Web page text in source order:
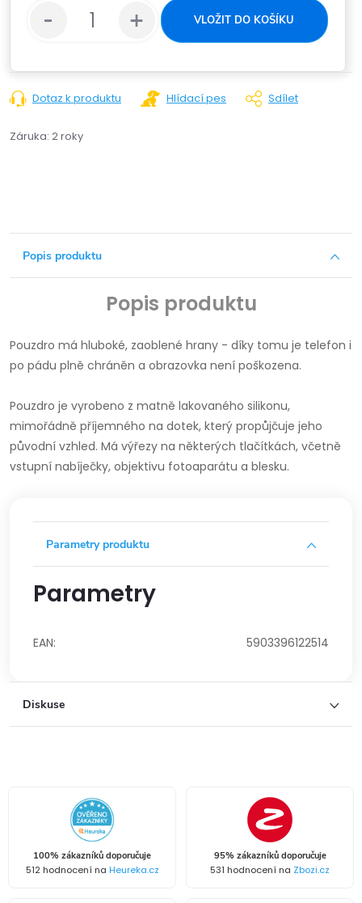
VLOŽIT DO KOŠÍKU
Dotaz k produktu Hlídací pes Sdílet
Záruka: 2 roky
Popis produktu
Popis produktu
Pouzdro má hluboké, zaoblené hrany - díky tomu je telefon i
po pádu plně chráněn a obrazovka není poškozena.
Pouzdro je vyrobeno z matně lakovaného silikonu,
mimořádně příjemného na dotek, který propůjčuje jeho
původní vzhled. Má výřezy na některých tlačítkách, včetně
vstupní nabíječky, objektivu fotoaparátu a blesku.
Parametry produktu
Parametry
EAN: 5903396122514
Diskuse
100% zákazníků doporučuje
512 hodnocení na Heureka.cz
95% zákazníků doporučuje
531 hodnocení na Zbozi.cz